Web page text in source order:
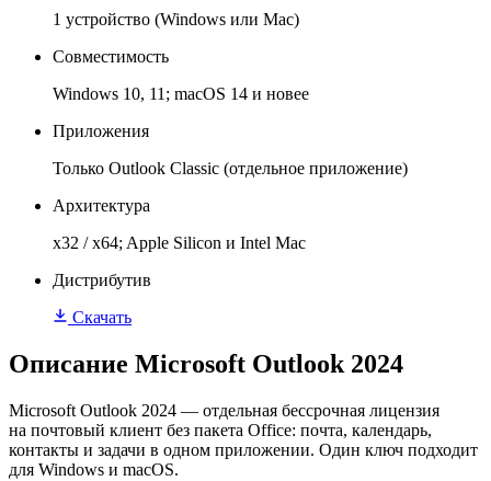
1 устройство (Windows или Mac)
Совместимость
Windows 10, 11; macOS 14 и новее
Приложения
Только Outlook Classic (отдельное приложение)
Архитектура
x32 / x64; Apple Silicon и Intel Mac
Дистрибутив
Скачать
Описание Microsoft Outlook 2024
Microsoft Outlook 2024 — отдельная бессрочная лицензия
на почтовый клиент без пакета Office: почта, календарь,
контакты и задачи в одном приложении. Один ключ подходит
для Windows и macOS.